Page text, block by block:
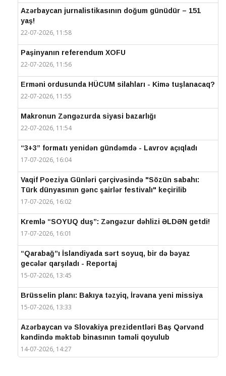
Azərbaycan jurnalistikasının doğum günüdür – 151
yaş!
22-07-2026, 11:58
Paşinyanın referendum XOFU
22-07-2026, 11:56
Erməni ordusunda HÜCUM silahları - Kimə tuşlanacaq?
22-07-2026, 11:55
Makronun Zəngəzurda siyasi bazarlığı
22-07-2026, 11:54
“3+3” formatı yenidən gündəmdə - Lavrov açıqladı
17-07-2026, 16:04
Vaqif Poeziya Günləri çərçivəsində "Sözün sabahı:
Türk dünyasının gənc şairlər festivalı" keçirilib
17-07-2026, 16:02
Kremlə “SOYUQ duş”: Zəngəzur dəhlizi ƏLDƏN getdi!
17-07-2026, 16:01
“Qarabağ”ı İslandiyada sərt soyuq, bir də bəyaz
gecələr qarşıladı - Reportaj
15-07-2026, 13:45
Brüsselin planı: Bakıya təzyiq, İrəvana yeni missiya
15-07-2026, 13:33
Azərbaycan və Slovakiya prezidentləri Baş Qərvənd
kəndində məktəb binasının təməli qoyulub
14-07-2026, 14:27